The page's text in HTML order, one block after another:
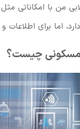
من با امکاناتی
اما برای
مسکونی چیست؟